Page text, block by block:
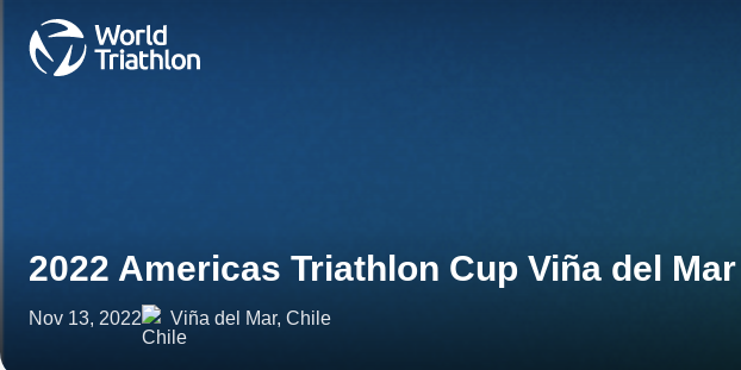
2022 Americas Triathlon Cup Viña del Mar
Nov 13, 2022 Viña del Mar, Chile